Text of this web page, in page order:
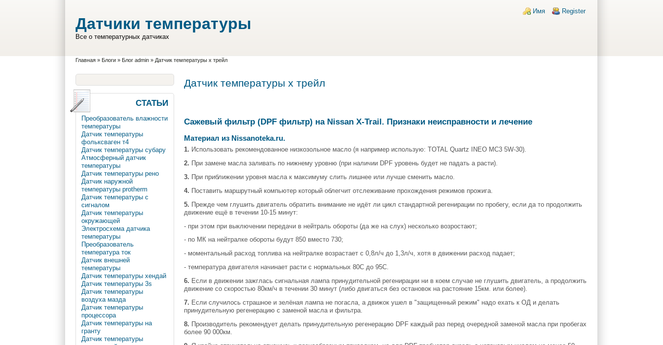
Login links
Имя Register
Датчики температуры
Все о температурных датчиках
Вы здесь
Главная» Блоги» Блог admin» Датчик температуры х трейл
СТАТЬИ
Преобразователь влажности
температуры
Датчик температуры
фольксваген т4
Датчик температуры субару
Атмосферный датчик
температуры
Датчик температуры рено
Датчик наружной
температуры protherm
Датчик температуры с
сигналом
Датчик температуры
окружающей
Электросхема датчика
температуры
Преобразователь
температура ток
Датчик внешней
температуры
Датчик температуры хендай
Датчик температуры 3s
Датчик температуры
воздуха мазда
Датчик температуры
процессора
Датчик температуры на
гранту
Датчик температуры
Датчик температуры х трейл
Сажевый фильтр (DPF фильтр) на Nissan X-Trail. Признаки неисправности и лечение
Материал из Nissanoteka.ru.
1. Использовать рекомендованное низкозольное масло (я например использую: TOTAL Quartz INEO MC3 5W-30).
2. При замене масла заливать по нижнему уровню (при наличии DPF уровень будет не падать а расти).
3. При приближении уровня масла к максимуму слить лишнее или лучше сменить масло.
4. Поставить маршрутный компьютер который облегчит отслеживание прохождения режимов прожига.
5. Прежде чем глушить двигатель обратить внимание не идёт ли цикл стандартной регенирации по пробегу, если да то продолжить
движение ещё в течении 10-15 минут:
- при этом при выключении передачи в нейтраль обороты (да же на слух) несколько возростают;
- по МК на нейтралке обороты будут 850 вместо 730;
- моментальный расход топлива на нейтралке возрастает с 0,8л/ч до 1,3л/ч, хотя в движении расход падает;
- температура двигателя начинает расти с нормальных 80С до 95С.
6. Если в движении зажглась сигнальная лампа принудительной регенирации ни в коем случае не глушить двигатель, а продолжить
движение со скоростью 80км/ч в течении 30 минут (либо двигаться без остановок на растояние 15км. или более).
7. Если случилось страшное и зелёная лампа не погасла, а движок ушел в "защищенный режим" надо ехать к ОД и делать
принудительную регенерацию с заменой масла и фильтра.
8. Производитель рекомендует делать принудительную регенерацию DPF каждый раз перед очередной заменой масла при пробегах
более 90 000км.